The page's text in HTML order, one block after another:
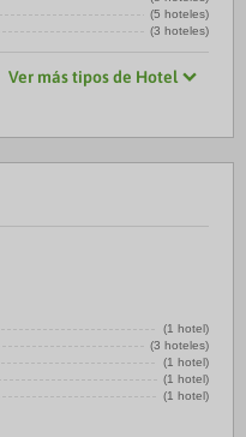
(5 hoteles)
(3 hoteles)
Ver más tipos de Hotel
(1 hotel)
(3 hoteles)
(1 hotel)
(1 hotel)
(1 hotel)